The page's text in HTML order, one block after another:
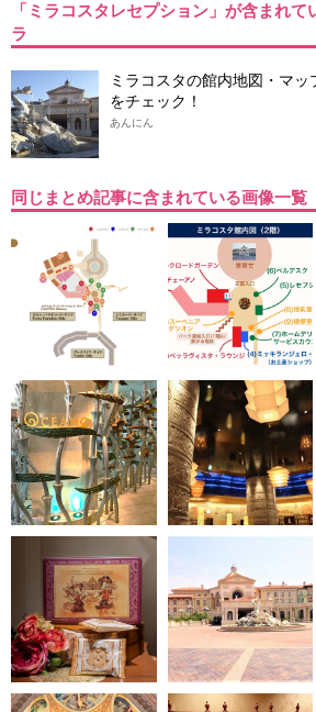
「ミラコスタレセプション」が含まれ
ラ
ミラコスタの館内地図・マ
をチェック！
あんにん
同じまとめ記事に含まれている画像一覧